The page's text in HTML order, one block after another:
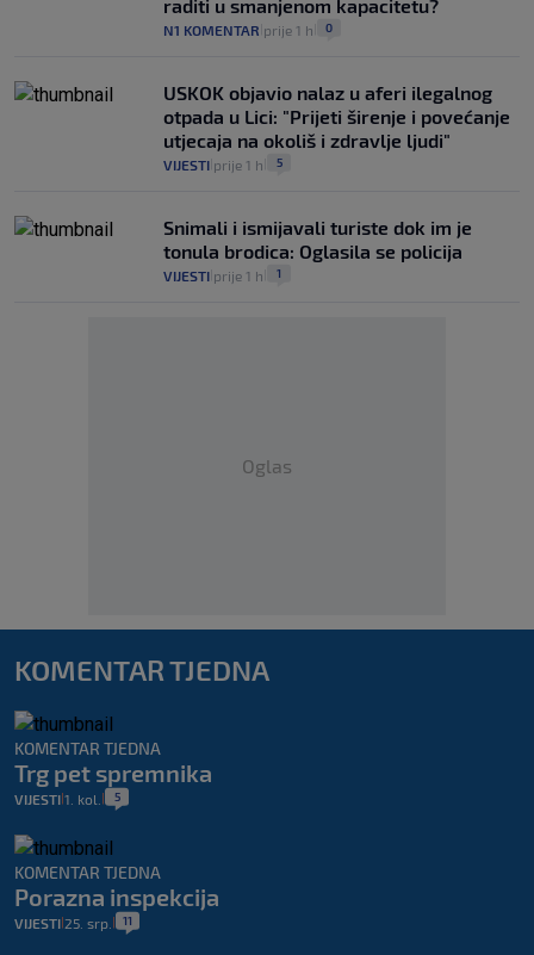
raditi u smanjenom kapacitetu?
N1 KOMENTAR prije 1 h 0
USKOK objavio nalaz u aferi ilegalnog
otpada u Lici: "Prijeti širenje i povećanje
utjecaja na okoliš i zdravlje ljudi"
VIJESTI prije 1 h 5
Snimali i ismijavali turiste dok im je
tonula brodica: Oglasila se policija
VIJESTI prije 1 h 1
Oglas
KOMENTAR TJEDNA
KOMENTAR TJEDNA
Trg pet spremnika
VIJESTI 1. kol. 5
KOMENTAR TJEDNA
Porazna inspekcija
VIJESTI 25. srp. 11